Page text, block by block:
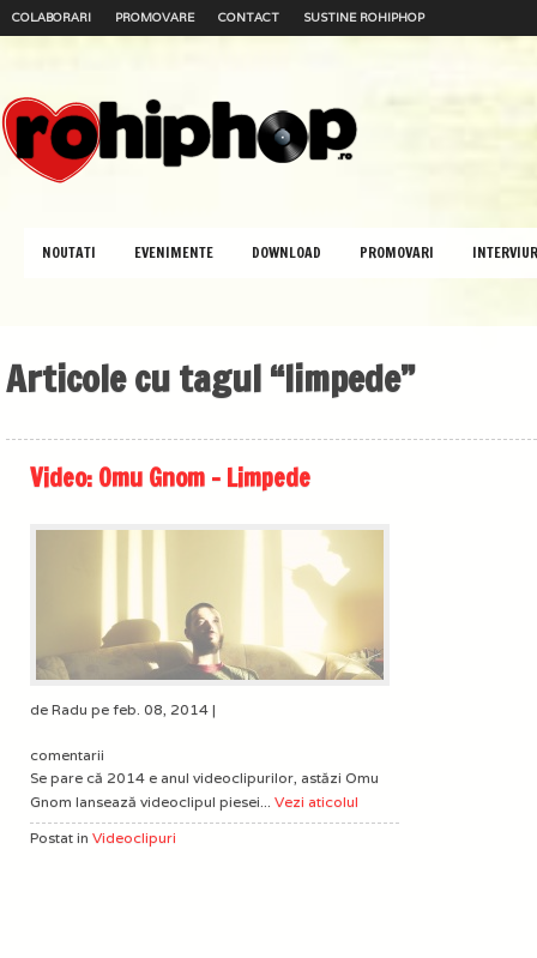
COLABORARI PROMOVARE CONTACT SUSTINE ROHIPHOP
NOUTATI EVENIMENTE DOWNLOAD PROMOVARI
Articole cu tagul “limpede”
Video: Omu Gnom – Limpede
de Radu pe feb. 08, 2014 |
comentarii
Se pare că 2014 e anul videoclipurilor, astăzi Omu
Gnom lansează videoclipul piesei... Vezi aticolul
Postat in Videoclipuri